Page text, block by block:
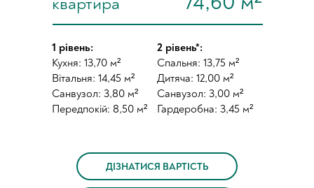
1 рівень:
Кухня: 13,70 м²
Вітальня: 14,45 м²
Санвузол: 3,80 м²
Передпокій: 8,50 м²
2 рівень*:
Спальня: 13,75 м²
Дитяча: 12,00 м²
Санвузол: 3,00 м²
Гардеробна: 3,45 м²
ДІЗНАТИСЯ ВАРТІСТЬ